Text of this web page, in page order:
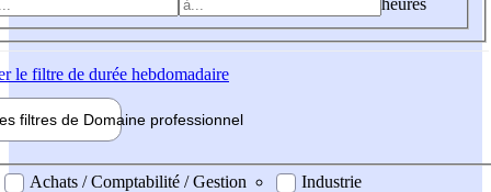
heures
le filtre de durée hebdomadaire
filtres de Domaine professionnel
professionel
Achats / Comptabilité / Gestion
Industrie